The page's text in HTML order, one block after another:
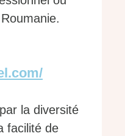
la diversité
facilité de